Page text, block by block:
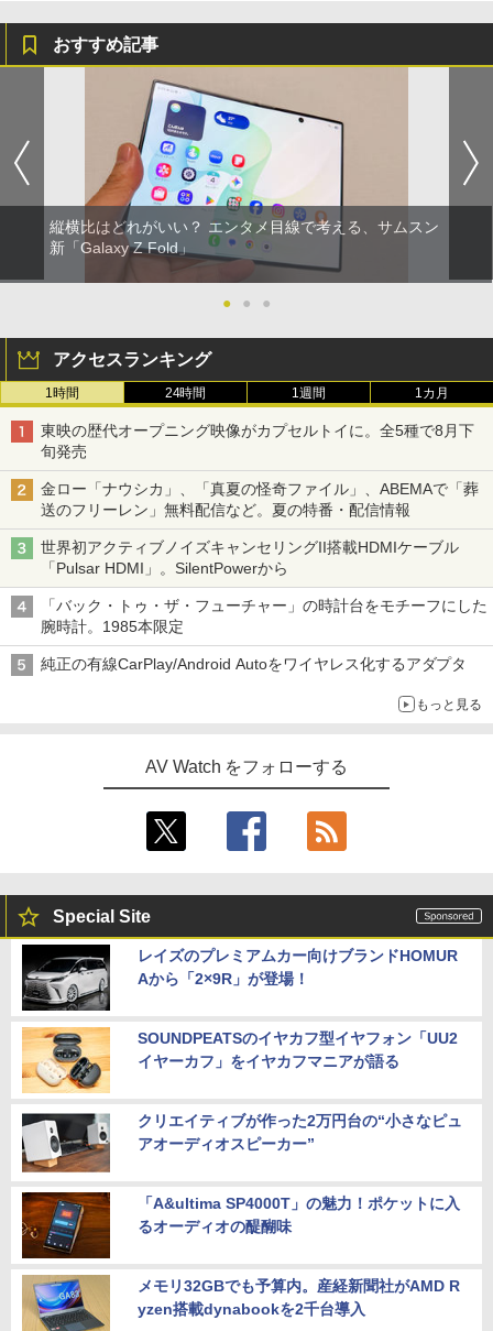
おすすめ記事
縦横比はどれがいい？ エンタメ目線で考える、サムスン
新「Galaxy Z Fold」
● ● ●
アクセスランキング
1時間 24時間 1週間 1カ月
東映の歴代オープニング映像がカプセルトイに。全5種で8月下
旬発売
金ロー「ナウシカ」、「真夏の怪奇ファイル」、ABEMAで「葬
送のフリーレン」無料配信など。夏の特番・配信情報
世界初アクティブノイズキャンセリングII搭載HDMIケーブル
「Pulsar HDMI」。SilentPowerから
「バック・トゥ・ザ・フューチャー」の時計台をモチーフにした
腕時計。1985本限定
純正の有線CarPlay/Android Autoをワイヤレス化するアダプタ
もっと見る
AV Watch をフォローする
Special Site
レイズのプレミアムカー向けブランドHOMUR
Aから「2×9R」が登場！
SOUNDPEATSのイヤカフ型イヤフォン「UU2
イヤーカフ」をイヤカフマニアが語る
クリエイティブが作った2万円台の“小さなピュ
アオーディオスピーカー”
「A&ultima SP4000T」の魅力！ポケットに入
るオーディオの醍醐味
メモリ32GBでも予算内。産経新聞社がAMD R
yzen搭載dynabookを2千台導入